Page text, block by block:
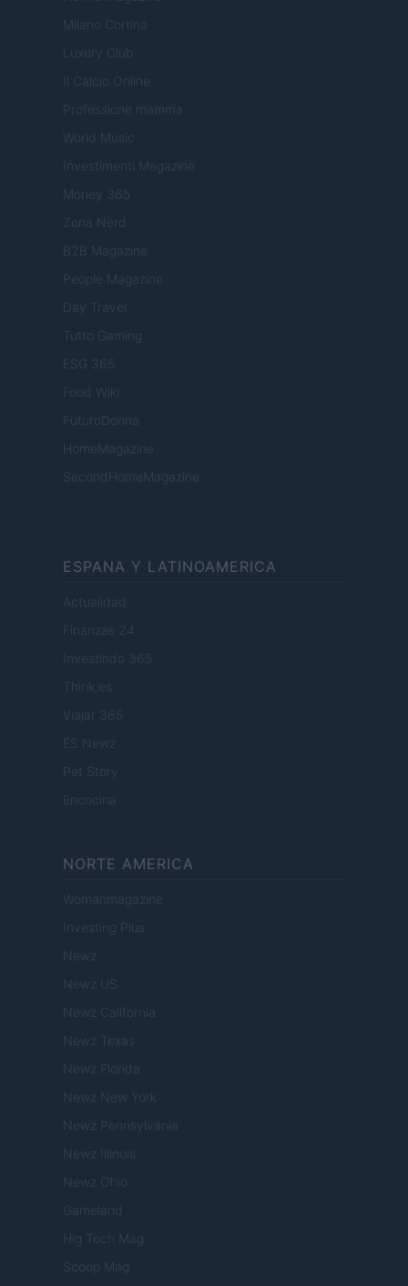
Milano Cortina
Luxury Club
Il Calcio Online
Professione mamma
World Music
Investimenti Magazine
Money 365
Zona Nerd
B2B Magazine
People Magazine
Day Travel
Tutto Gaming
ESG 365
Food Wiki
FuturoDonna
HomeMagazine
SecondHomeMagazine
ESPANA Y LATINOAMERICA
Actualidad
Finanzas 24
Investindo 365
Think.es
Viajar 365
ES Newz
Pet Story
Encocina
NORTE AMERICA
Womanmagazine
Investing Plus
Newz
Newz US
Newz California
Newz Texas
Newz Florida
Newz New York
Newz Pennsylvania
Newz Illinois
Newz Ohio
Gameland
Hig Tech Mag
Scoop Mag